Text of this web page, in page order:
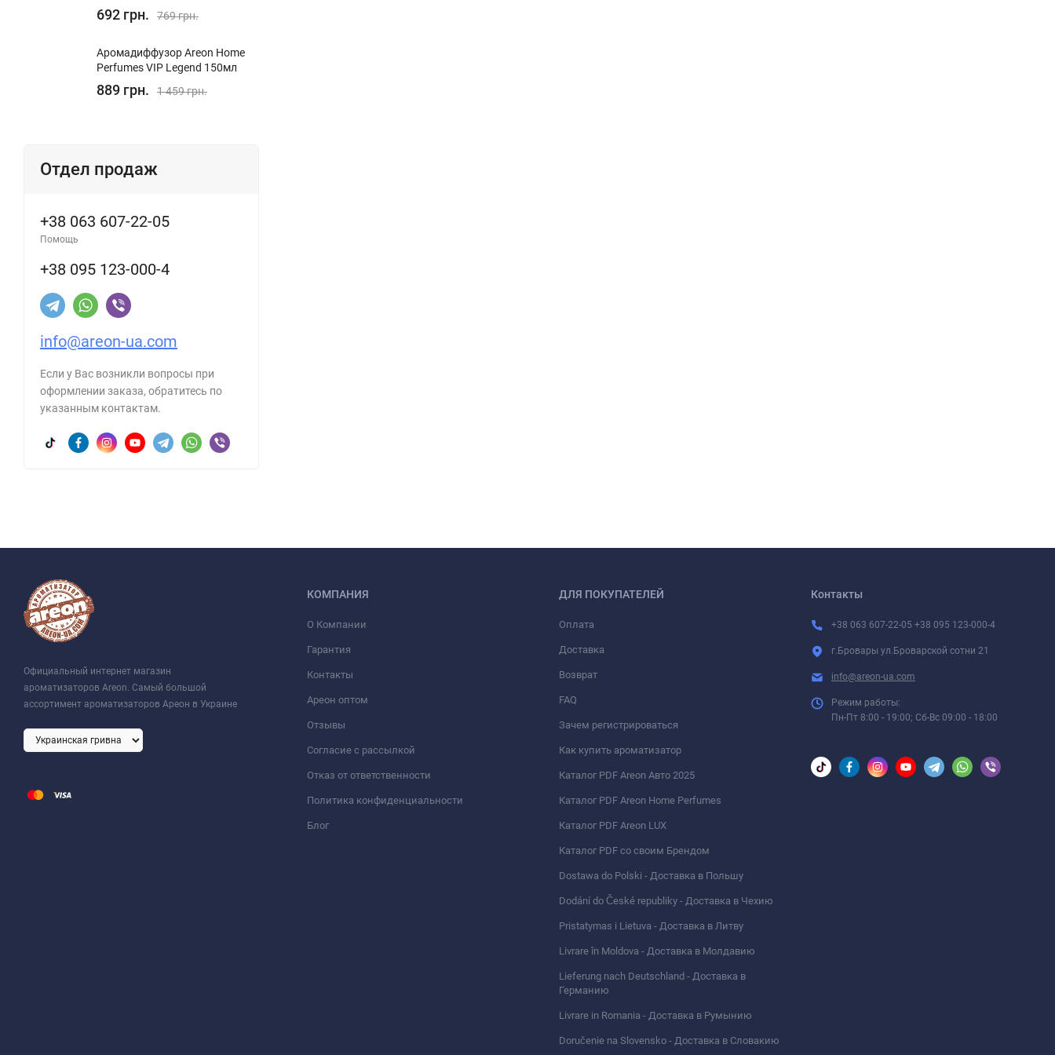
692 грн. 769 грн.
Аромадиффузор Areon Home
Perfumes VIP Legend 150мл
889 грн. 1 459 грн.
Отдел продаж
+38 063 607-22-05
Помощь
+38 095 123-000-4
info@areon-ua.com
Если у Вас возникли вопросы при
оформлении заказа, обратитесь по
указанным контактам.
Официальный интернет магазин
ароматизаторов Areon. Самый большой
ассортимент ароматизаторов Ареон в Украине
КОМПАНИЯ
О Компании
Гарантия
Контакты
Ареон оптом
Отзывы
Согласие с рассылкой
Отказ от ответственности
Политика конфиденциальности
Блог
ДЛЯ ПОКУПАТЕЛЕЙ
Оплата
Доставка
Возврат
FAQ
Зачем регистрироваться
Как купить ароматизатор
Каталог PDF Areon Авто 2025
Каталог PDF Areon Home Perfumes
Каталог PDF Areon LUX
Каталог PDF со своим Брендом
Dostawa do Polski - Доставка в Польшу
Dodání do České republiky - Доставка в Чехию
Pristatymas i Lietuva - Доставка в Литву
Livrare în Moldova - Доставка в Молдавию
Lieferung nach Deutschland - Доставка в
Германию
Livrare in Romania - Доставка в Румынию
Doručenie na Slovensko - Доставка в Словакию
Контакты
+38 063 607-22-05 +38 095 123-000-4
г.Бровары ул.Броварской сотни 21
info@areon-ua.com
Режим работы:
Пн-Пт 8:00 - 19:00; Сб-Вс 09:00 - 18:00